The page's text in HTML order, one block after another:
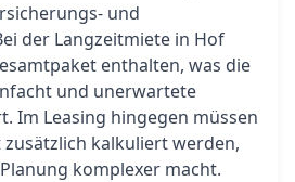
und
der Langzeitmiete in Hof
enthalten, was die
und unerwartete
Im Leasing hingegen müssen
zusätzlich kalkuliert werden,
komplexer macht.